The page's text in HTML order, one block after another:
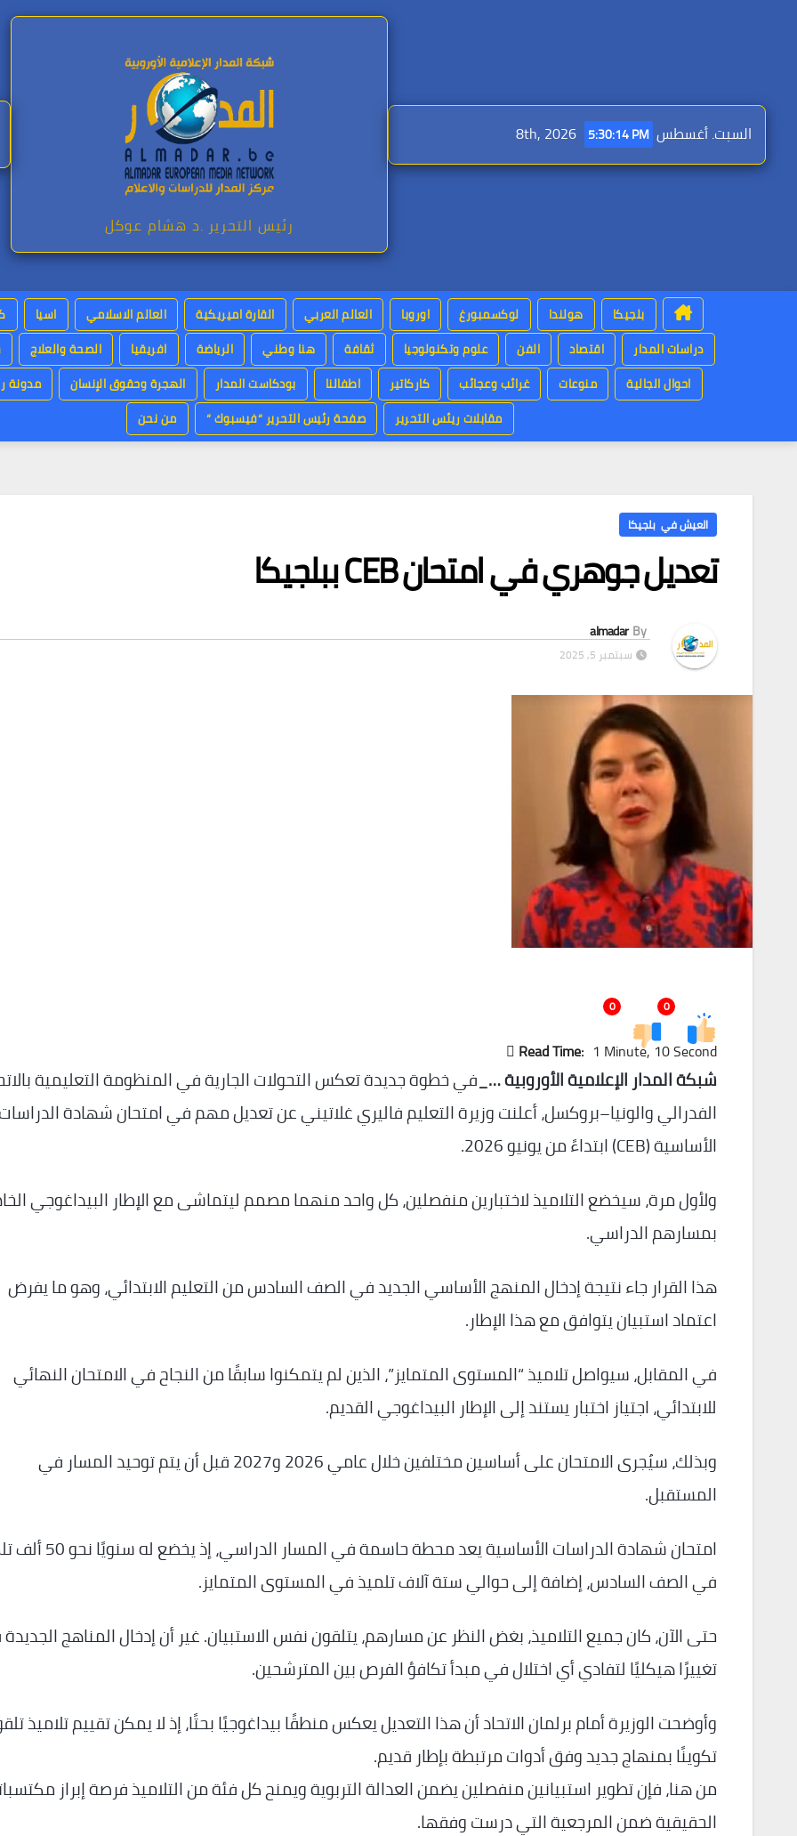
السبت. أغسطس 8th, 2026 5:30:15 PM
رئيس التحرير .د هشام عوكل
بلجيكا هولندا لوكسمبورغ اوروبا العالم العربي القارة اميريكية العالم الاسلامي اسيا
دراسات المدار
اقتصاد الفن علوم وتكنولوجيا ثقافة هنا وطني الرياضة افريقيا الصحة والعلاج
احوال الجالية
منوعات غرائب وعجائب كاركاتير اطفالنا بودكاست المدار الهجرة وحقوق الإنسان
مدونة
مقابلات ريئس التحرير
صفحة رئيس التحرير “فيسبوك “ من نحن
العيش في بلجيكا
تعديل جوهري في امتحان CEB ببلجيكا
By
almadar
سبتمبر 5, 2025
0
0
Read Time: 1 Minute, 10 Second
شبكة المدار الإعلامية الأوروبية …_في خطوة جديدة تعكس التحولات الجارية في المنظومة التعليمية
الفدرالي والونيا–بروكسل، أعلنت وزيرة التعليم فاليري غلاتيني عن تعديل مهم في امتحان شهادة الدراسات
الأساسية (CEB) ابتداءً من يونيو 2026.
ولأول مرة، سيخضع التلاميذ لاختبارين منفصلين، كل واحد منهما مصمم ليتماشى مع الإطار البيداغوجي
بمسارهم الدراسي.
هذا القرار جاء نتيجة إدخال المنهج الأساسي الجديد في الصف السادس من التعليم الابتدائي، وهو ما يفرض
اعتماد استبيان يتوافق مع هذا الإطار.
في المقابل، سيواصل تلاميذ “المستوى المتمايز”، الذين لم يتمكنوا سابقًا من النجاح في الامتحان النهائي
للابتدائي، اجتياز اختبار يستند إلى الإطار البيداغوجي القديم.
وبذلك، سيُجرى الامتحان على أساسين مختلفين خلال عامي 2026 و2027 قبل أن يتم توحيد المسار في
المستقبل.
امتحان شهادة الدراسات الأساسية يعد محطة حاسمة في
في الصف السادس، إضافة إلى حوالي ستة آلاف تلميذ في المستوى المتمايز.
حتى الآن، كان جميع التلاميذ، بغض النظر عن مسارهم، يتلقون نفس الاستبيان. غير أن إدخال المناهج
تغييرًا هيكليًا لتفادي أي اختلال في مبدأ تكافؤ الفرص بين المترشحين.
وأوضحت الوزيرة أمام برلمان الاتحاد أن هذا التعديل يعكس منطقًا بيداغوجيًا بحتًا، إذ لا يمكن تقييم تلاميذ
تكوينًا بمنهاج جديد وفق أدوات مرتبطة بإطار قديم.
من هنا، فإن تطوير استبيانين منفصلين يضمن العدالة التربوية ويمنح كل فئة من التلاميذ فرصة إبراز
الحقيقية ضمن المرجعية التي درست وفقها.